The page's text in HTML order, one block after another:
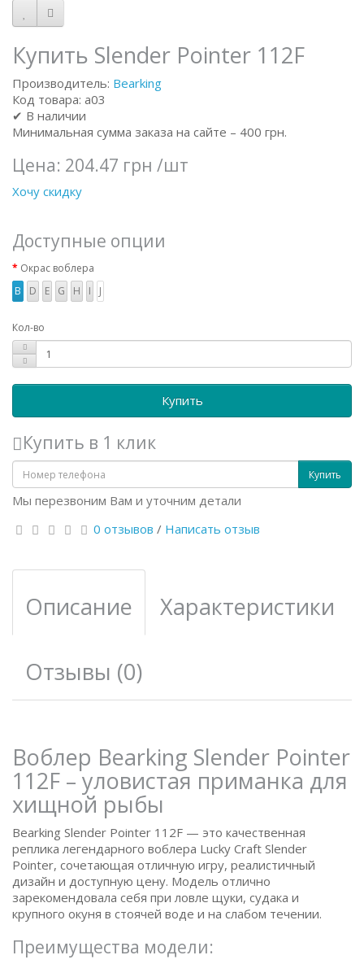
Купить Slender Pointer 112F
Производитель: Bearking
Код товара: a03
✔ В наличии
Минимальная сумма заказа на сайте – 400 грн.
Цена: 204.47 грн /шт
Хочу скидку
Доступные опции
Окрас воблера
B
D E G H I J
Кол-во
Купить
Купить в 1 клик
Купить
Мы перезвоним Вам и уточним детали
0 отзывов / Написать отзыв
Описание Характеристики
Отзывы (0)
Воблер Bearking Slender Pointer
112F – уловистая приманка для
хищной рыбы
Bearking Slender Pointer 112F — это качественная
реплика легендарного воблера Lucky Craft Slender
Pointer, сочетающая отличную игру, реалистичный
дизайн и доступную цену. Модель отлично
зарекомендовала себя при ловле щуки, судака и
крупного окуня в стоячей воде и на слабом течении.
Преимущества модели: